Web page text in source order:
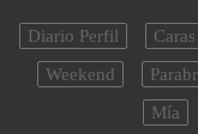
Diario Perfil Caras
Weekend
Mía